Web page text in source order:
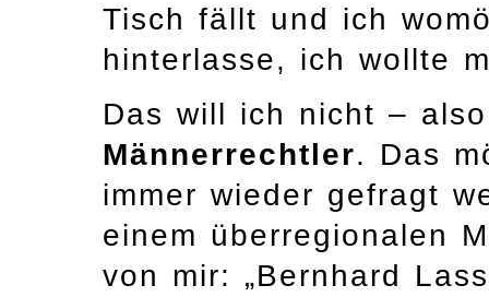
Tisch fällt und ich
hinterlasse, ich wollte
Das will ich nicht –
Männerrechtler. Das
immer wieder gefragt
einem überregionalen
von mir: „Bernhard